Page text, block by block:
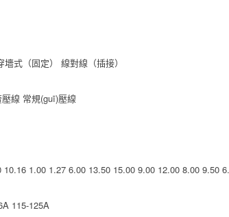
墻式（固定）
線對線（插接）
線 常規(guī)壓線
10.16 1.00 1.27 6.00 13.50 15.00 9.00 12.00 8.00 9.50
115-125A